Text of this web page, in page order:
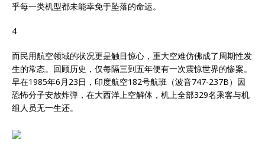
乎每一类机型都未能幸免于坠落的命运。
4
而民用航空领域的状况更是触目惊心，重大空难仿佛成了周期性发
生的常态。回顾历史，仅每隔三到五年便有一次震惊世界的惨案。
早在1985年6月23日，印度航空182号航班（波音747-237B）因
恐怖分子安放炸弹，在大西洋上空解体，机上全部329名乘客与机
组人员无一生还。